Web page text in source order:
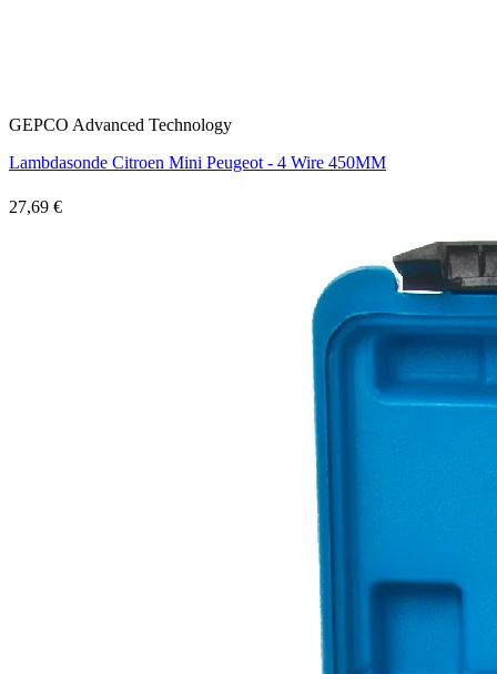
GEPCO Advanced Technology
Lambdasonde Citroen Mini Peugeot - 4 Wire 450MM
27,69 €